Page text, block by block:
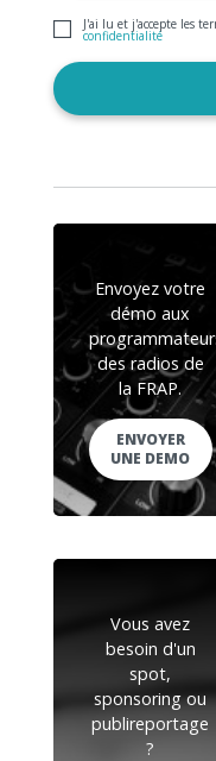
J'ai lu et j'accepte les
confidentialité
Envoyez votre
démo aux
des radios de
la FRAP.
ENVOYER
UNE DEMO
Vous avez
besoin d'un
spot,
sponsoring ou
publireportage
?